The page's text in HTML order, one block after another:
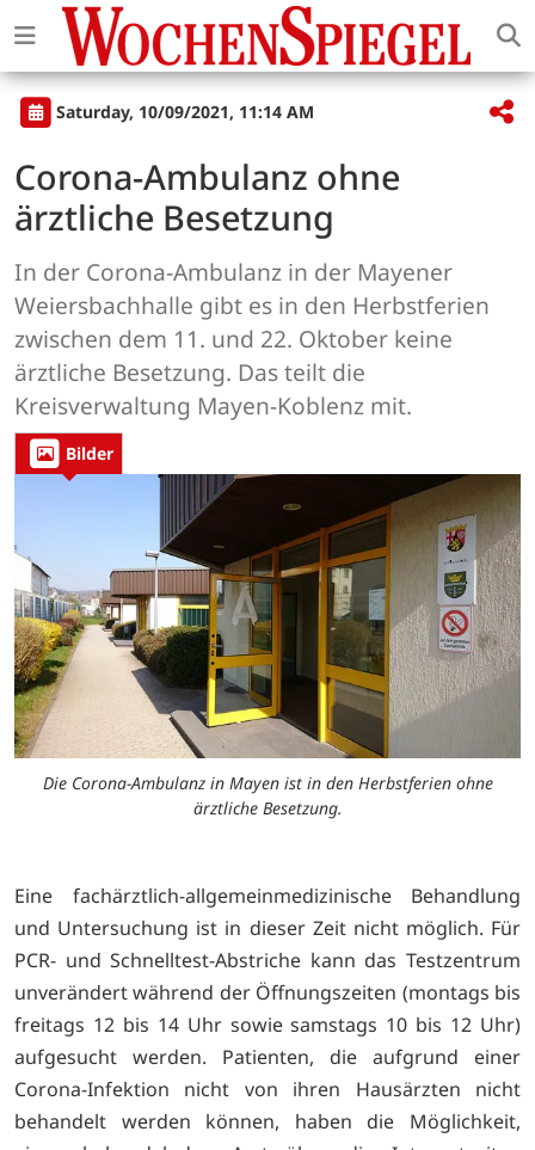
Saturday, 10/09/2021, 11:14 AM
Corona-Ambulanz ohne
ärztliche Besetzung
In der Corona-Ambulanz in der Mayener
Weiersbachhalle gibt es in den Herbstferien
zwischen dem 11. und 22. Oktober keine
ärztliche Besetzung. Das teilt die
Kreisverwaltung Mayen-Koblenz mit.
Bilder
Die Corona-Ambulanz in Mayen ist in den Herbstferien ohne
ärztliche Besetzung.
Eine fachärztlich-allgemeinmedizinische Behandlung
und Untersuchung ist in dieser Zeit nicht möglich. Für
PCR- und Schnelltest-Abstriche kann das Testzentrum
unverändert während der Öffnungszeiten (montags bis
freitags 12 bis 14 Uhr sowie samstags 10 bis 12 Uhr)
aufgesucht werden. Patienten, die aufgrund einer
Corona-Infektion nicht von ihren Hausärzten nicht
behandelt werden können, haben die Möglichkeit,